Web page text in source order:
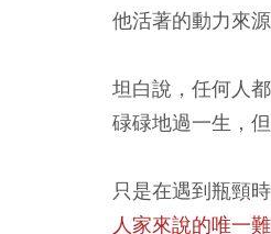
他活著的動力來源
坦白說，任何人
碌碌地過一生，
只是在遇到瓶頸
人家來說的唯一